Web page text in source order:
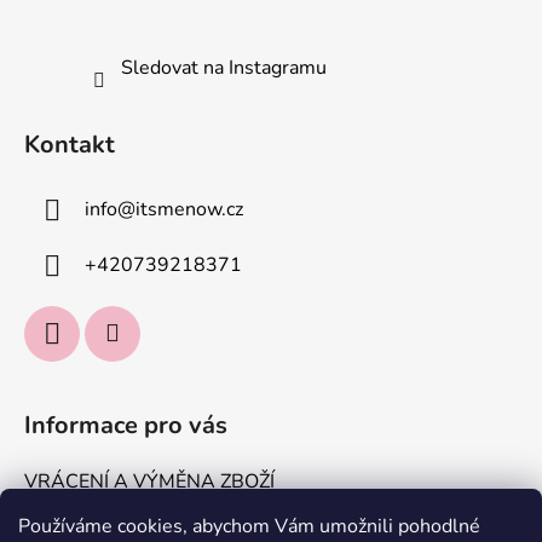
Používáme cookies, abychom Vám umožnili pohodlné
Sledovat na Instagramu
Kontakt
info@itsmenow.cz
+420739218371
Informace pro vás
VRÁCENÍ A VÝMĚNA ZBOŽÍ
DOPRAVA A PLATBA